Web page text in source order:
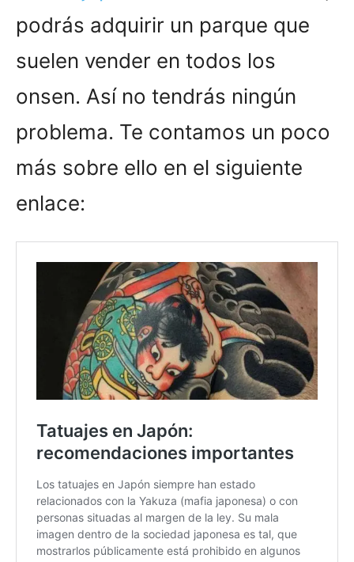
podrás adquirir un parque que
suelen vender en todos los
onsen. Así no tendrás ningún
problema. Te contamos un poco
más sobre ello en el siguiente
enlace: